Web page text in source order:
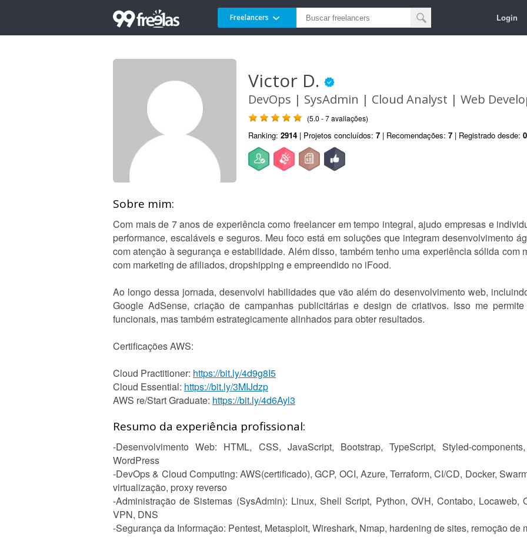
Freelancers Login
Victor D.
DevOps | SysAdmin | Cloud Analyst | Web
(5.0 - 7 avaliações)
Ranking: 2914 | Projetos concluídos: 7 | Recomendações: 7 | Registrado desde:
Sobre mim:
Com mais de 7 anos de experiência como freelancer em tempo integral, ajudo empresas e
performance, escaláveis e seguros. Meu foco está em soluções que integram desenvolvimento
com atenção à segurança e estabilidade. Além disso, também tenho uma experiência sólida com
com marketing de afiliados, dropshipping e empreendido no iFood.
Ao longo dessa jornada, desenvolvi habilidades que vão além do desenvolvimento web,
Google AdSense, criação de campanhas publicitárias e design de criativos. Isso me
funcionais, mas também estrategicamente alinhados para obter resultados.
Certificações AWS:
Cloud Practitioner: https://bit.ly/4d9g8I5
Cloud Essential: https://bit.ly/3MIJdzp
AWS re/Start Graduate: https://bit.ly/4d6Ayl3
Resumo da experiência profissional:
-Desenvolvimento Web: HTML, CSS, JavaScript, Bootstrap, TypeScript, Styled-
WordPress
-DevOps & Cloud Computing: AWS(certificado), GCP, OCI, Azure, Terraform, CI/CD, Docker,
virtualização, proxy reverso
-Administração de Sistemas (SysAdmin): Linux, Shell Script, Python, OVH, Contabo, Locaweb,
VPN, DNS
-Segurança da Informação: Pentest, Metasploit, Wireshark, Nmap, hardening de sites, remoção de